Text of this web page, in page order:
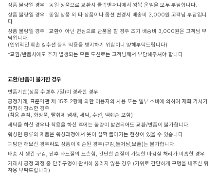
상품 불량일 경우 : 동일 상품으로 교환시 클릭앤퍼니에서 왕복 운임을 모두 부담합니다.
상품 불량일 경우 : 동일 상품 외 타 상품이나 옵션 변경시 배송비 3,000원 고객님 부담입니
다.
상품 불량일 경우 : 교환이 아닌 변심으로 반품을 할 경우 초기 배송비 3,000원은 고객님 부
담입니다.
(인위적인 훼손 & 수선 등의 악용을 방지하기 위함이니 양해부탁드립니다)
*교환/반품시에도 추가 발생되는 모든 도선료는 고객님께서 부담해주셔야 합니다.
교환/반품이 불가한 경우
반품기한(상품 수령후 7일)이 경과한 경우
공정거래, 표준약관 제 15조 2항에 의한 이용자의 사용 또는 일부 소비에 의하여 재화 가치가
현저히 감소한 경우
(착용 흔적, 화장품, 탈취제 냄새, 세탁, 수선, 택훼손 포함)
세탁을 하신 경우나 착용을 하신 후에는 불량이 발견되어도 교환/반품이 불가합니다.
워싱면 종류의 제품은 워싱과정에서 옷이 살짝 돌아가는 현상이 있을 수 있습니다.
피팅만 해보신 경우라도 상품이 훼손된 경우(구김,늘어남,보풀)는 불가합니다.
배송 시 생긴 구김, 단추 바느질의 느슨함, 간단한 손질이 가능한 마감실 처리가 미흡한 경우
거래처 공정 과정 중 단추구멍이 완벽히 뚫리지 않은 경우 (가위로 간단하게 구멍을 내주신 뒤
착용 부탁드립니다)